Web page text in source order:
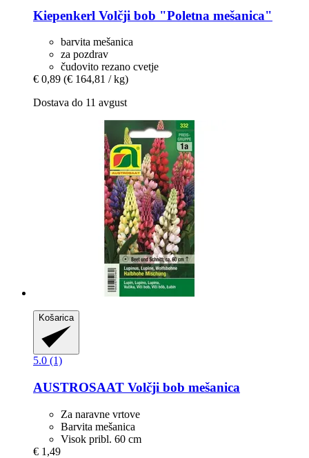
Kiepenkerl Volčji bob "Poletna mešanica"
barvita mešanica
za pozdrav
čudovito rezano cvetje
€ 0,89 (€ 164,81 / kg)
Dostava do 11 avgust
Košarica
5.0 (1)
AUSTROSAAT Volčji bob mešanica
Za naravne vrtove
Barvita mešanica
Visok pribl. 60 cm
€ 1,49